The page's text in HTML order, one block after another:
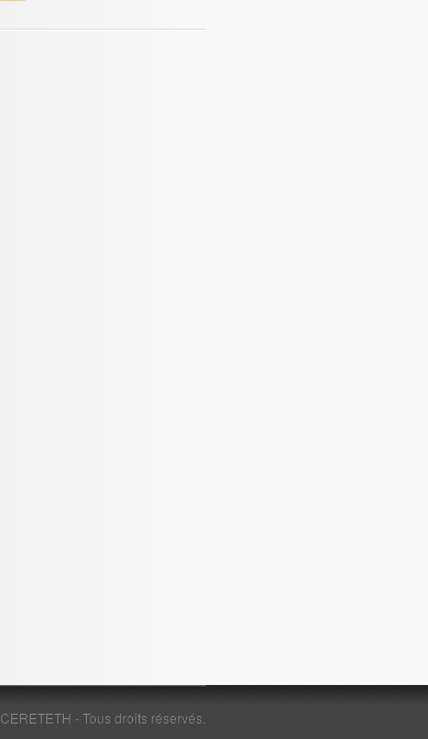
CERETETH - Tous droits réservés.